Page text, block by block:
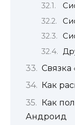
Связка
Как
Как
Андроид